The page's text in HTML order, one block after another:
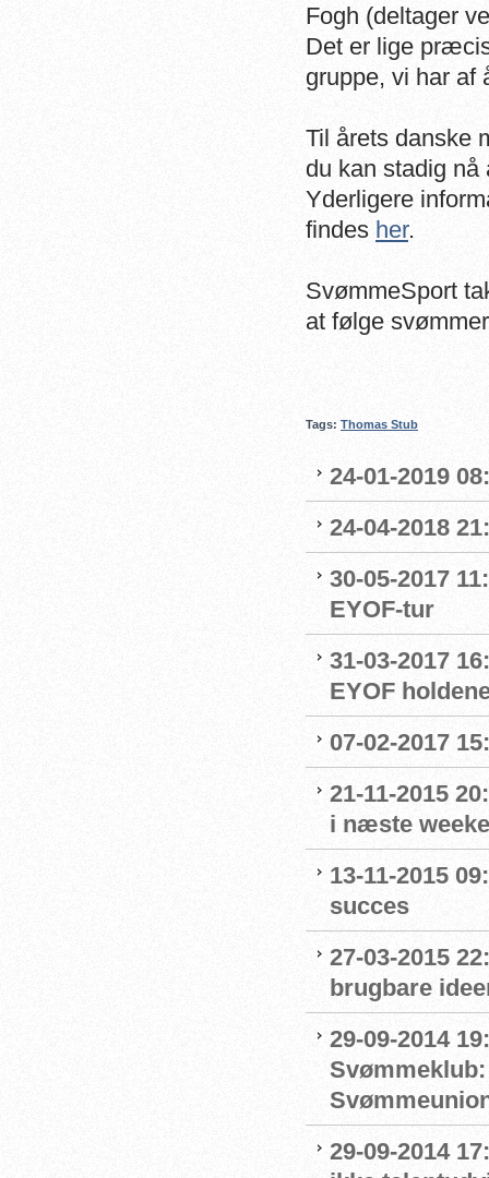
Fogh (deltager
Det er lige
gruppe, vi har af
Til årets danske
du kan stadig
Yderligere
findes her.
SvømmeSport
at følge
Tags: Thomas Stub
24-01-2019
24-04-2018
30-05-2017
EYOF-tur
31-03-2017
EYOF
07-02-2017
21-11-2015
i næste
13-11-2015
succes
27-03-2015
brugbare
29-09-2014
29-09-2014